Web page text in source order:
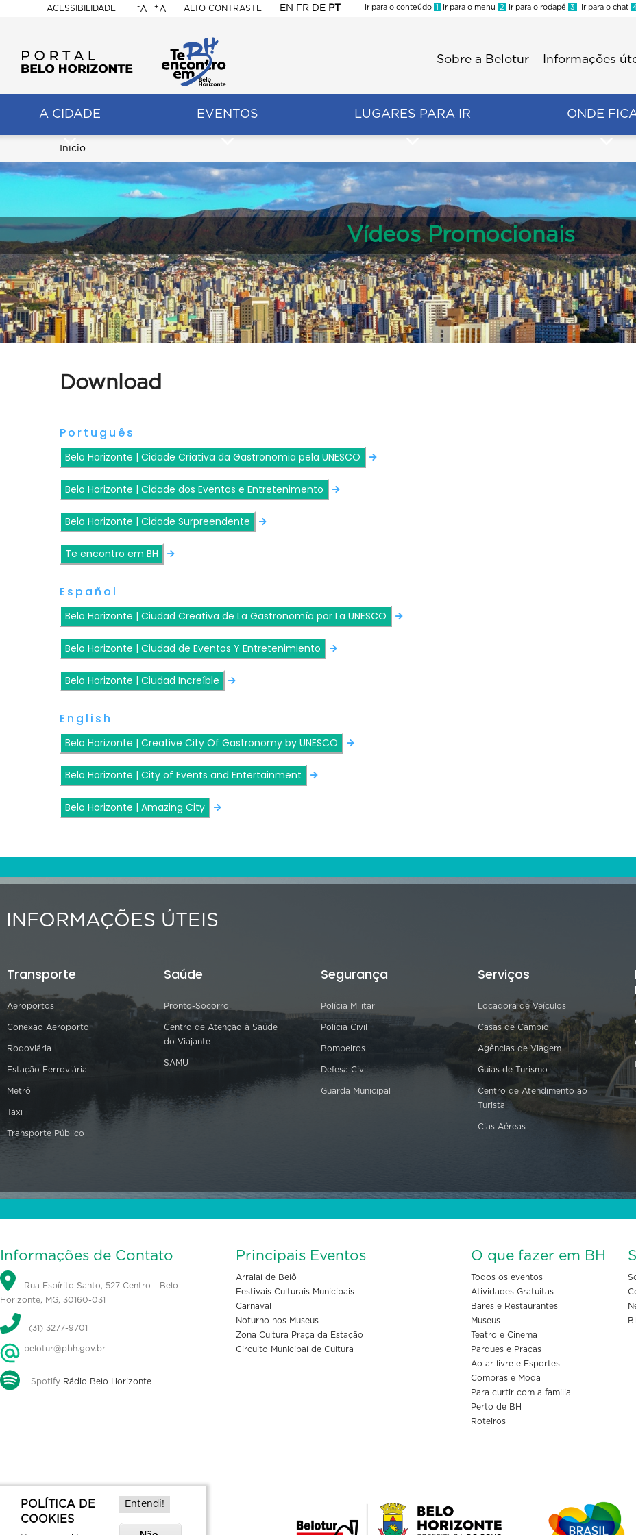
ACESSIBILIDADE
BELO
HORIZONTE
-A +A ALTO CONTRASTE EN FR DE PT
Ir para o conteúdo 1 Ir para o menu 2 Ir para o rodapé 3 Ir para o chat
Sobre a Belotur Informações
A CIDADE EVENTOS LUGARES PARA IR ONDE
Trilha
de
navegação
Início
Content
Vídeos Promocionais
Download
Português
Belo Horizonte | Cidade Criativa da Gastronomia pela UNESCO
Belo Horizonte | Cidade dos Eventos e Entretenimento
Belo Horizonte | Cidade Surpreendente
Te encontro em BH
Español
Belo Horizonte | Ciudad Creativa de La Gastronomía por La UNESCO
Belo Horizonte | Ciudad de Eventos Y Entretenimiento
Belo Horizonte | Ciudad Increíble
English
Belo Horizonte | Creative City Of Gastronomy by UNESCO
Belo Horizonte | City of Events and Entertainment
Belo Horizonte | Amazing City
INFORMAÇÕES ÚTEIS
Transporte
Aeroportos
Conexão Aeroporto
Rodoviária
Estação Ferroviária
Metrô
Táxi
Transporte Público
Saúde
Pronto-Socorro
Centro de Atenção à Saúde
do Viajante
SAMU
Segurança
Polícia Militar
Polícia Civil
Bombeiros
Defesa Civil
Guarda Municipal
Serviços
Locadora de Veículos
Casas de Câmbio
Agências de Viagem
Guias de Turismo
Centro de Atendimento ao
Turista
Cias Aéreas
Informações de Contato
Rua Espírito Santo, 527 Centro - Belo
Horizonte, MG, 30160-031
(31) 3277-9701
belotur@pbh.gov.br
Spotify Rádio Belo Horizonte
Principais Eventos
Arraial de Belô
Festivais Culturais Municipais
Carnaval
Noturno nos Museus
Zona Cultura Praça da Estação
Circuito Municipal de Cultura
O que fazer em BH
Todos os eventos
Atividades Gratuitas
Bares e Restaurantes
Museus
Teatro e Cinema
Parques e Praças
Ao ar livre e Esportes
Compras e Moda
Para curtir com a familia
Perto de BH
Roteiros
POLÍTICA DE
COOKIES
Entendi!